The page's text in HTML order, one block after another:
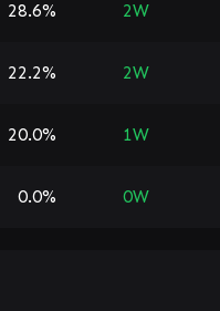
28.6% 2W
22.2% 2W
20.0% 1W
0.0% 0W